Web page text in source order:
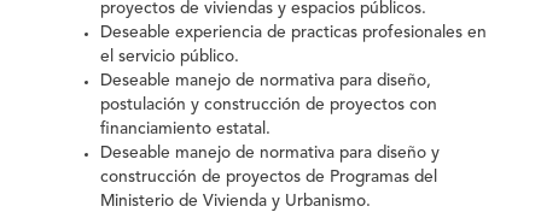
proyectos de viviendas y espacios públicos.
Deseable experiencia de practicas profesionales en
el servicio público.
Deseable manejo de normativa para diseño,
postulación y construcción de proyectos con
financiamiento estatal.
Deseable manejo de normativa para diseño y
construcción de proyectos de Programas del
Ministerio de Vivienda y Urbanismo.